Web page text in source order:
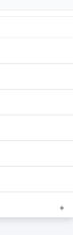
bu
deniz